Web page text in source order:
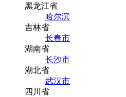
黑龙江省
哈尔滨
吉林省
长春市
湖南省
长沙市
湖北省
武汉市
四川省